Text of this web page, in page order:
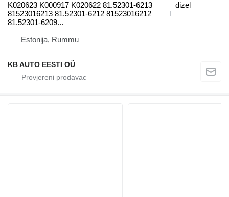
K020623 K000917 K020622 81.52301-6213
81523016213 81.52301-6212 81523016212
81.52301-6209...
dizel
Estonija, Rummu
KB AUTO EESTI OÜ